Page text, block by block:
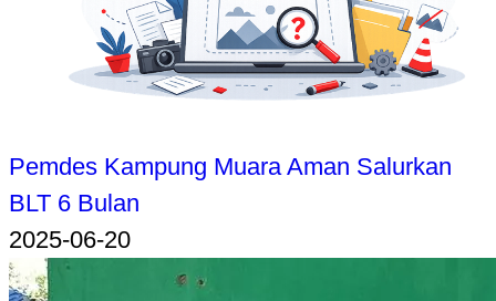
Pemdes Kampung Muara Aman Salurkan
BLT 6 Bulan
2025-06-20